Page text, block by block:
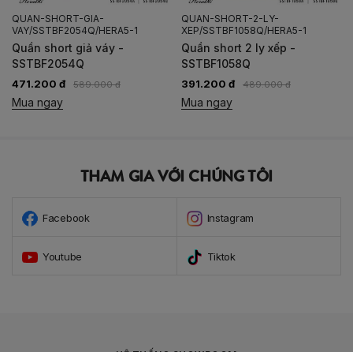
QUAN-SHORT-GIA-
VAY/SSTBF2054Q/HERA5-1
Quần short giả váy -
SSTBF2054Q
471.200 đ 589.000 đ
Mua ngay
QUAN-SHORT-2-LY-
XEP/SSTBF1058Q/HERA5-1
Quần short 2 ly xếp -
SSTBF1058Q
391.200 đ 489.000 đ
Mua ngay
THAM GIA VỚI CHÚNG TÔI
Facebook Instagram
Youtube Tiktok